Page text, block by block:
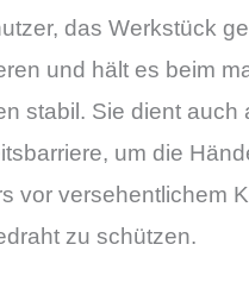
das Werkstück
und hält es beim
stabil. Sie dient auch
um die
vor versehentlichem
zu schützen.